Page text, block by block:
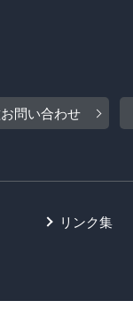
問い合わせ
リンク集